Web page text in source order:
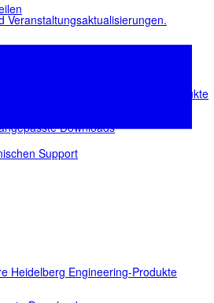
Ihre Heidelberg Engineering-Produkte
Downloads
Veranstaltungsaktualisierungen.
Support
Heidelberg Engineering-Produkte